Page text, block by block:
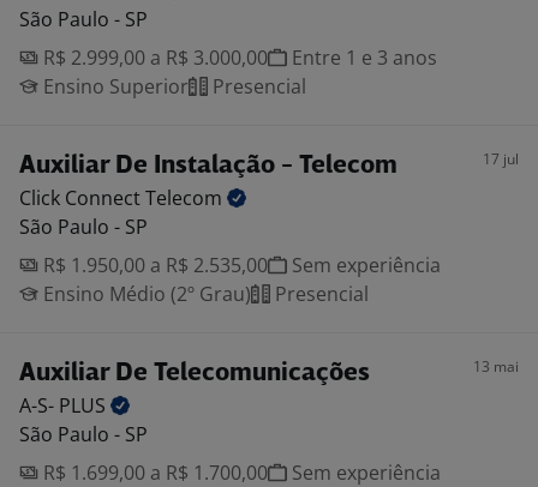
São Paulo - SP
R$ 2.999,00 a R$ 3.000,00
Entre 1 e 3 anos
Ensino Superior
Presencial
Auxiliar De Instalação - Telecom 17 jul
Click ConnectTelecom
São Paulo - SP
R$ 1.950,00 a R$ 2.535,00
Sem experiência
Ensino Médio (2º Grau)
Presencial
Auxiliar De Telecomunicações 13 mai
A-S- PLUS
São Paulo - SP
R$ 1.699,00 a R$ 1.700,00
Sem experiência